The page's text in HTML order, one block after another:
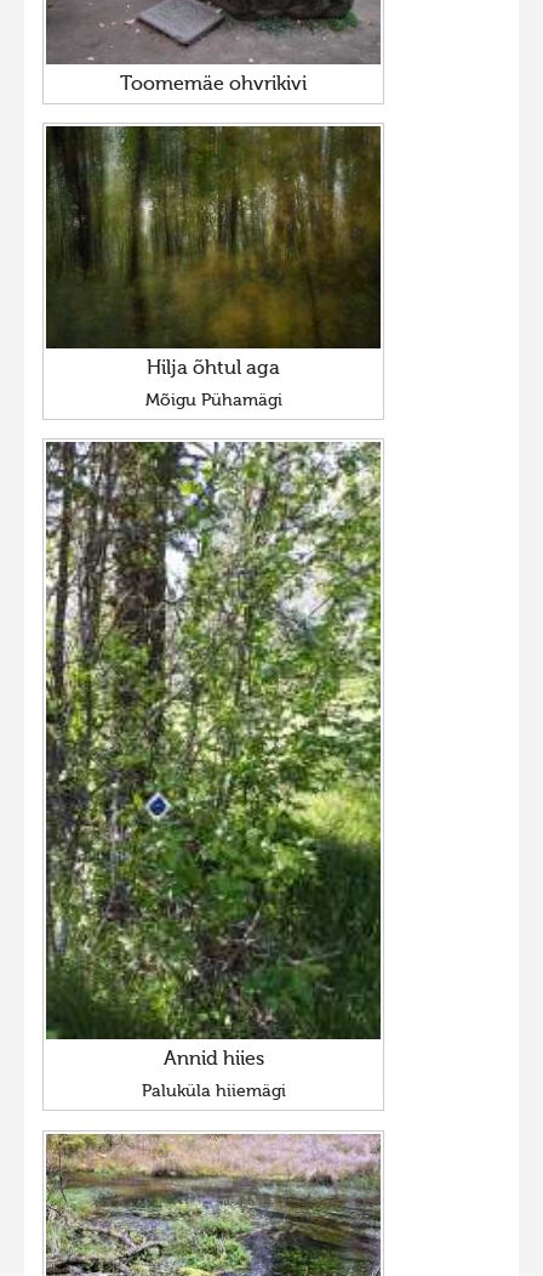
Toomemäe ohvrikivi
Hilja õhtul aga
Mõigu Pühamägi
Annid hiies
Paluküla hiiemägi